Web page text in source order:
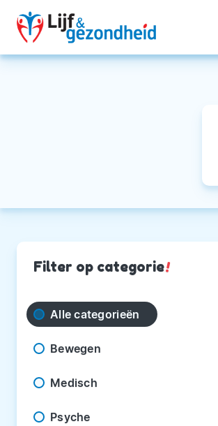
Filter op categorie!
Alle categorieën
Bewegen
Medisch
Psyche